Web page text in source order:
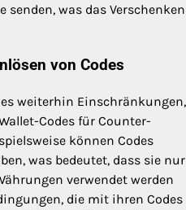
was das Verschenken
von Codes
weiterhin Einschränkungen,
Codes für Counter-
können Codes
was bedeutet, dass sie nur
verwendet werden
die mit ihren Codes